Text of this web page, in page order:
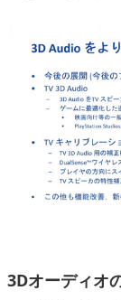
3Dオーディオ